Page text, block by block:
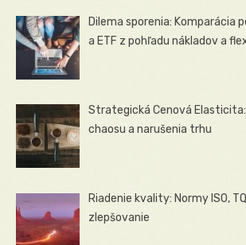
Dilema sporenia: Komparácia
a ETF z pohľadu nákladov a
Strategická Cenová
chaosu a narušenia trhu
Riadenie kvality: Normy ISO,
zlepšovanie